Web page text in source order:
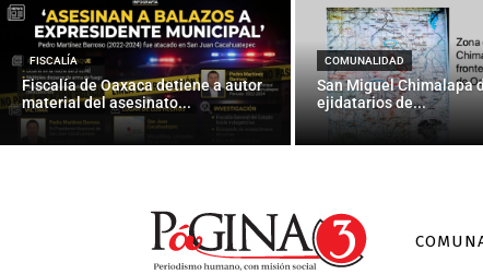
FISCALÍA
Fiscalía de Oaxaca detiene a autor
material del asesinato...
COMUNALIDAD
San Miguel Chimalapa
ejidatarios de...